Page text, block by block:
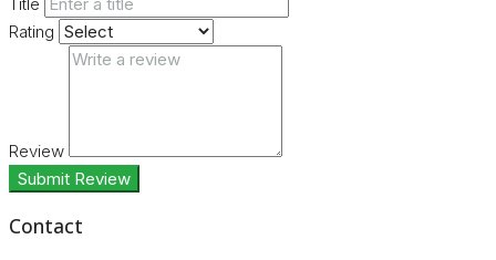
Title
Rating
Review
Submit Review
Contact